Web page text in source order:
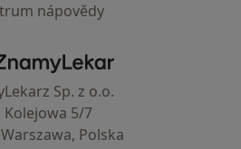
nápovědy
ZnamyLekar - Hlavní stránka
Sp. z o.o.
Kolejowa 5/7
Polska